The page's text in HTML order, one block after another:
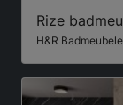
Rize
H&R